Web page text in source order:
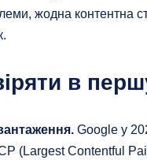
жодна контентна
в
Google у
(Largest Contentful